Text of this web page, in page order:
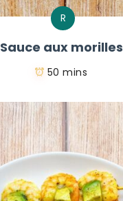
R
Sauce aux morilles
50 mins